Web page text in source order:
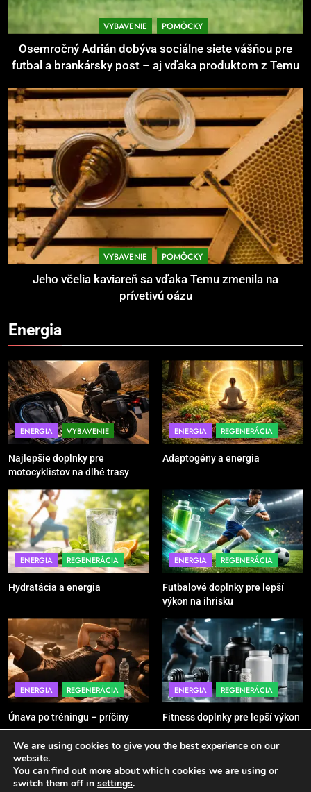
Najlepšie doplnky pre
motocyklistov na dlhé trasy
ENERGIA VYBAVENIE
1
Osemročný Adrián dobýva
sociálne siete vášňou pre futbal a
brankársky post – aj vďaka
produktom z Temu
POMÔCKY VYBAVENIE
2
Jeho včelia kaviareň sa vďaka
Temu zmenila na prívetivú oázu
POMÔCKY VYBAVENIE
bezpečnosť na prvom mieste
POMÔCKY VYBAVENIE
4
TRX systém pre funkčný tréning
VYBAVENIE
5
Ako vybrať basketbalovú loptu a
obuv správne
POMÔCKY VYBAVENIE
6
Ako kombinovať rôzne tréningové
pomôcky
POMÔCKY VYBAVENIE
7
Pomôcky na cvičenie brucha
POMÔCKY VYBAVENIE
8
Najlepšie doplnky pre
VYBAVENIE POMÔCKY
Osemročný Adrián dobýva sociálne siete vášňou pre
futbal a brankársky post – aj vďaka produktom z Temu
VYBAVENIE POMÔCKY
Jeho včelia kaviareň sa vďaka Temu zmenila na
prívetivú oázu
Energia
ENERGIA VYBAVENIE
Najlepšie doplnky pre
motocyklistov na dlhé trasy
ENERGIA REGENERÁCIA
Adaptogény a energia
ENERGIA REGENERÁCIA
Hydratácia a energia
ENERGIA REGENERÁCIA
Futbalové doplnky pre lepší
výkon na ihrisku
ENERGIA REGENERÁCIA
Únava po tréningu – príčiny
ENERGIA REGENERÁCIA
Fitness doplnky pre lepší výkon
Sport - Active 2026. Powered By BlazeThemes
We are using cookies to give you the best experience on our
website.
You can find out more about which cookies we are using or
switch them off in settings.